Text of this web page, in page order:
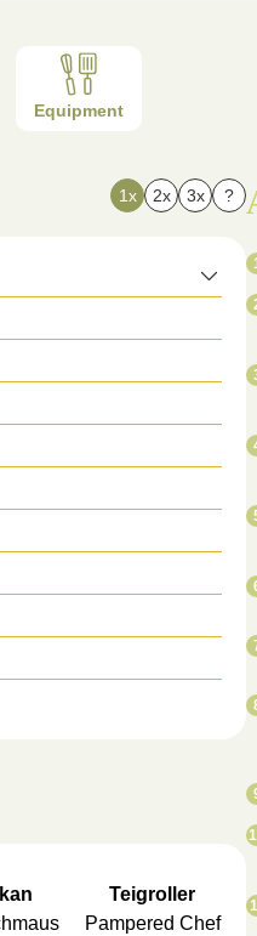
Equipment
1x 2x 3x ?
Teigroller
Pampered Chef